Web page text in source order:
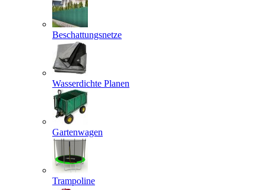
Beschattungsnetze
Wasserdichte Planen
Gartenwagen
Trampoline